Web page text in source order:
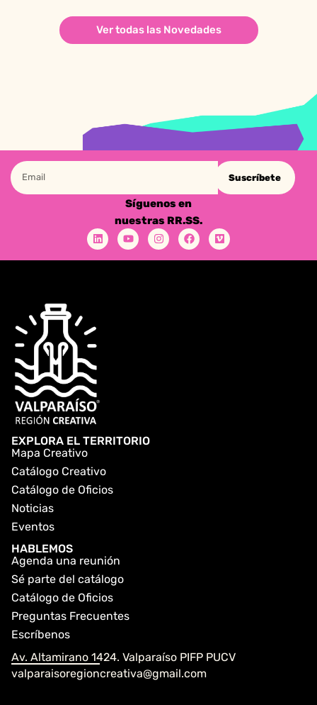
Ver todas las Novedades
Suscríbete
Síguenos en
nuestras RR.SS.
EXPLORA EL TERRITORIO
Mapa Creativo
Catálogo Creativo
Catálogo de Oficios
Noticias
Eventos
HABLEMOS
Agenda una reunión
Sé parte del catálogo
Catálogo de Oficios
Preguntas Frecuentes
Escríbenos
Av. Altamirano 1424. Valparaíso PIFP PUCV
valparaisoregioncreativa@gmail.com